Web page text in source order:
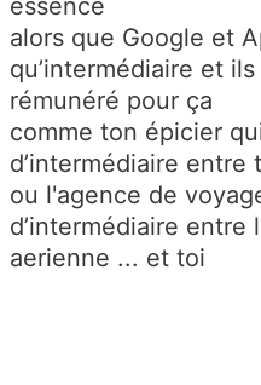
essence
alors que Google et
qu’intermédiaire et
rémunéré pour ça
comme ton épicier
d’intermédiaire entre
ou l'agence de
d’intermédiaire entre
aerienne ... et toi